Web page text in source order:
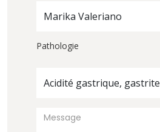
Marika Valeriano
Pathologie
Acidité gastrique, gastrite